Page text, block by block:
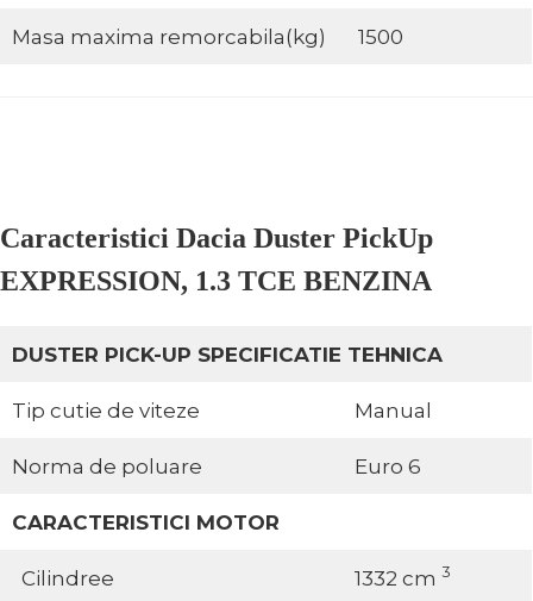
Masa maxima remorcabila(kg) 1500
Caracteristici Dacia Duster PickUp
EXPRESSION, 1.3 TCE BENZINA
DUSTER PICK-UP SPECIFICATIE TEHNICA
Tip cutie de viteze Manual
Norma de poluare Euro 6
CARACTERISTICI MOTOR
Cilindree 1332 cm 3